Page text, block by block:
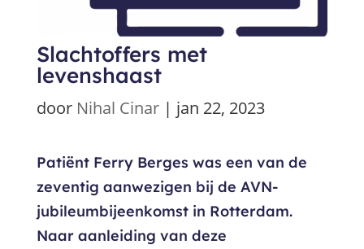
Slachtoffers met
levenshaast
door Nihal Cinar| jan 22, 2023
Patiënt Ferry Berges was een van de
zeventig aanwezigen bij de AVN-
jubileumbijeenkomst in Rotterdam.
Naar aanleiding van deze